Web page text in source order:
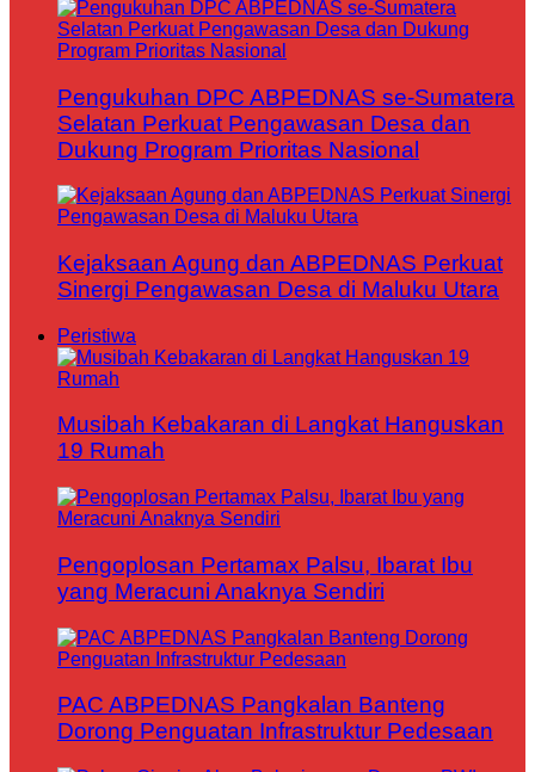
Pengukuhan DPC ABPEDNAS se-Sumatera
Selatan Perkuat Pengawasan Desa dan
Dukung Program Prioritas Nasional
Kejaksaan Agung dan ABPEDNAS Perkuat
Sinergi Pengawasan Desa di Maluku Utara
Peristiwa
Musibah Kebakaran di Langkat Hanguskan
19 Rumah
Pengoplosan Pertamax Palsu, Ibarat Ibu
yang Meracuni Anaknya Sendiri
PAC ABPEDNAS Pangkalan Banteng
Dorong Penguatan Infrastruktur Pedesaan